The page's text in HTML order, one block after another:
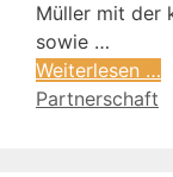
Müller mit der
sowie …
Weiterlesen …
Partnerschaft